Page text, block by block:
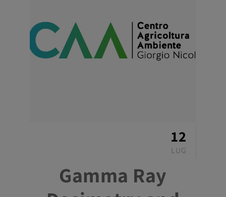
12
LUG
Gamma Ray